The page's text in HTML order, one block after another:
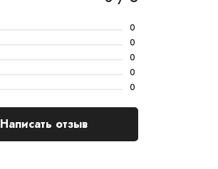
0
0
0
0
0
Написать отзыв